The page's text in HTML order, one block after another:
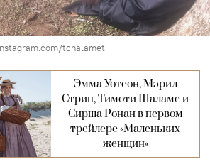
tchalamet
Эмма Уотсон, Мэрил
Стрип, Тимоти Шаламе и
Сирша Ронан в первом
трейлере «Маленьких
женщин»